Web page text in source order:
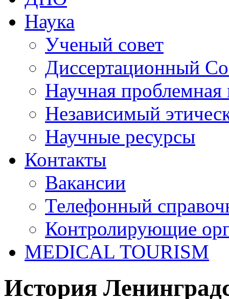
Наука
Ученый совет
Диссертационный
Научная проблемная
Независимый
Научные ресурсы
Контакты
Вакансии
Телефонный
Контролирующие
MEDICAL TOURISM
История